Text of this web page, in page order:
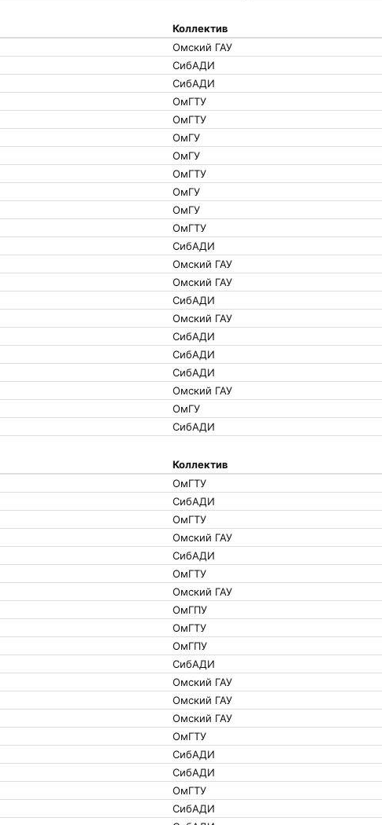
Коллектив
Омский ГАУ
СибАДИ
СибАДИ
ОмГТУ
ОмГТУ
ОмГУ
ОмГУ
ОмГТУ
ОмГУ
ОмГУ
ОмГТУ
СибАДИ
Омский ГАУ
Омский ГАУ
СибАДИ
Омский ГАУ
СибАДИ
СибАДИ
СибАДИ
Омский ГАУ
ОмГУ
СибАДИ
Коллектив
ОмГТУ
СибАДИ
ОмГТУ
Омский ГАУ
СибАДИ
ОмГТУ
Омский ГАУ
ОмГПУ
ОмГТУ
ОмГПУ
СибАДИ
Омский ГАУ
Омский ГАУ
Омский ГАУ
ОмГТУ
СибАДИ
СибАДИ
ОмГТУ
СибАДИ